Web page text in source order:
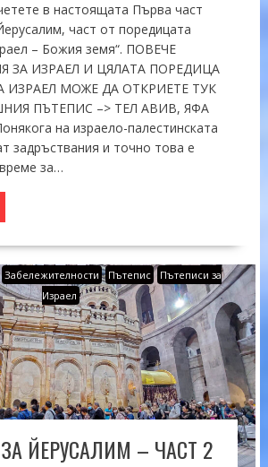
в настоящата Първа част
част от поредицата
– Божия земя“. ПОВЕЧЕ
ЗА ИЗРАЕЛ И ЦЯЛАТА ПОРЕДИЦА
ИЗРАЕЛ МОЖЕ ДА ОТКРИЕТЕ ТУК
ПЪТЕПИС –> ТЕЛ АВИВ, ЯФА
на израело-палестинската
задръствания и точно това е
за…
Забележителности Пътепис
Пътеписи за
Израел
ЙЕРУСАЛИМ – ЧАСТ 2